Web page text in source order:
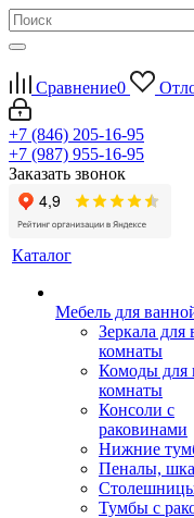
Сравнение0
+7 (846) 205-16-95
+7 (987) 955-16-95
Заказать звонок
Каталог
Мебель для
Зеркала для
комнаты
Комоды для
комнаты
Консоли с
раковинами
Нижние
Пеналы,
Тумбы с